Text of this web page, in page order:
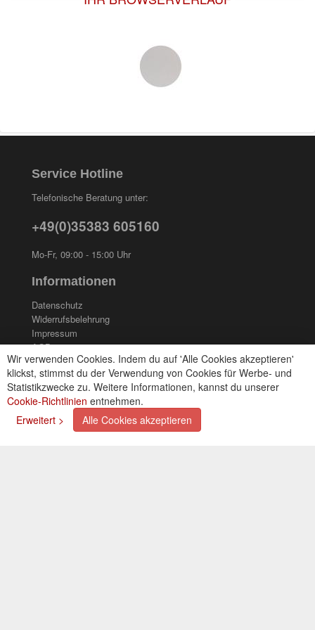
Wir verwenden Cookies. Indem du auf 'Alle Cookies akzeptieren'
klickst, stimmst du der Verwendung von Cookies für Werbe- und
Statistikzwecke zu. Weitere Informationen, kannst du unserer
Cookie-Richtlinien entnehmen.
Erweitert >
Alle Cookies akzeptieren
Service Hotline
Telefonische Beratung unter:
+49(0)35383 605160
Mo-Fr, 09:00 - 15:00 Uhr
Informationen
Datenschutz
Widerrufsbelehrung
Impressum
AGB
Kontakt
Cookies einstellungen
Zahlungsarten